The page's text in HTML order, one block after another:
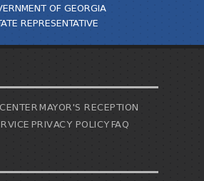
OF GEORGIA
REPRESENTATIVE
MAYOR'S RECEPTION
PRIVACY POLICYFAQ